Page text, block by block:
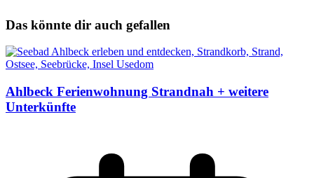
Das könnte dir auch gefallen
Ahlbeck Ferienwohnung Strandnah + weitere
Unterkünfte